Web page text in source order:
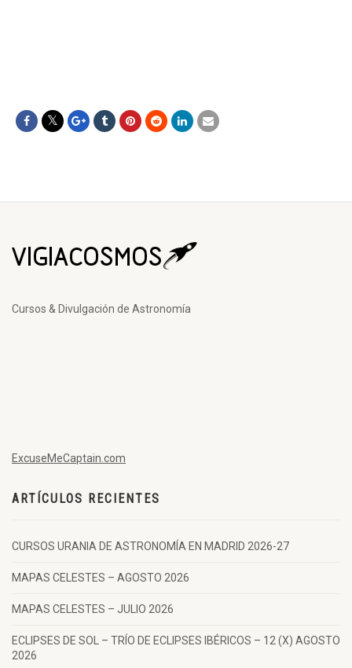
Cursos & Divulgación de Astronomía
ExcuseMeCaptain.com
ARTÍCULOS RECIENTES
CURSOS URANIA DE ASTRONOMÍA EN MADRID 2026-27
MAPAS CELESTES – AGOSTO 2026
MAPAS CELESTES – JULIO 2026
ECLIPSES DE SOL – TRÍO DE ECLIPSES IBÉRICOS – 12 (X) AGOSTO
2026